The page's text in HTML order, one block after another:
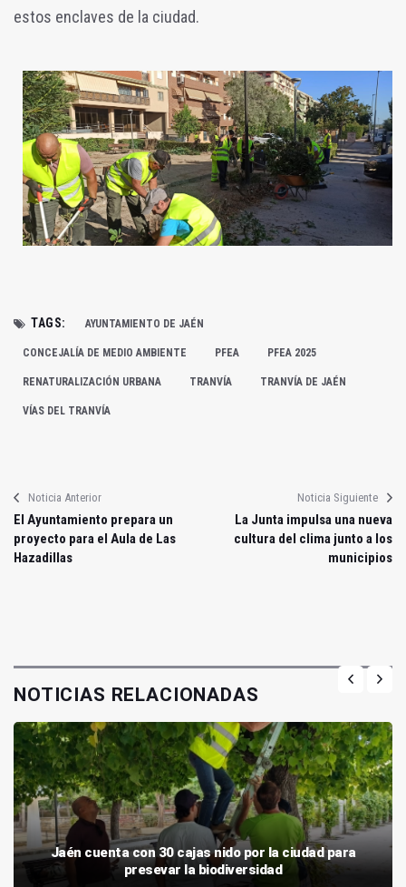
estos enclaves de la ciudad.
TAGS: AYUNTAMIENTO DE JAÉN
CONCEJALÍA DE MEDIO AMBIENTE PFEA PFEA 2025
RENATURALIZACIÓN URBANA TRANVÍA TRANVÍA DE JAÉN
VÍAS DEL TRANVÍA
Noticia Anterior
El Ayuntamiento prepara un
proyecto para el Aula de Las
Hazadillas
Noticia Siguiente
La Junta impulsa una nueva
cultura del clima junto a los
municipios
NOTICIAS RELACIONADAS
Jaén cuenta con 30 cajas nido por la ciudad para
presevar la biodiversidad